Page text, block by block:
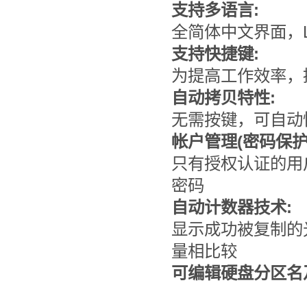
支持多语言:
全简体中文界面
支持快捷键:
为提高工作效率
自动拷贝特性:
无需按键，可自
帐户管理(密码保
只有授权认证的
密码
自动计数器技术:
显示成功被复制
量相比较
可编辑硬盘分区